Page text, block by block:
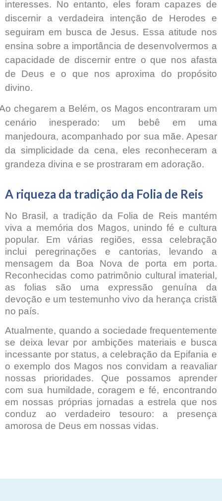
interesses. No entanto, eles foram capazes de
discernir a verdadeira intenção de Herodes e
seguiram em busca de Jesus. Essa atitude nos
ensina sobre a importância de desenvolvermos a
capacidade de discernir entre o que nos afasta
de Deus e o que nos aproxima do propósito
divino.
chegarem a Belém, os Magos encontraram um
cenário inesperado: um bebê em uma
manjedoura, acompanhado por sua mãe. Apesar
da simplicidade da cena, eles reconheceram a
grandeza divina e se prostraram em adoração.
A riqueza da tradição da Folia de Reis
No Brasil, a tradição da Folia de Reis mantém
viva a memória dos Magos, unindo fé e cultura
popular. Em várias regiões, essa celebração
inclui peregrinações e cantorias, levando a
mensagem da Boa Nova de porta em porta.
Reconhecidas como patrimônio cultural imaterial,
as folias são uma expressão genuína da
devoção e um testemunho vivo da herança cristã
no país.
Atualmente, quando a sociedade frequentemente
se deixa levar por ambições materiais e busca
incessante por status, a celebração da Epifania e
o exemplo dos Magos nos convidam a reavaliar
nossas prioridades. Que possamos aprender
com sua humildade, coragem e fé, encontrando
em nossas próprias jornadas a estrela que nos
conduz ao verdadeiro tesouro: a presença
amorosa de Deus em nossas vidas.